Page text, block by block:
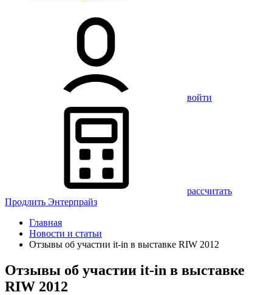
войти
рассчитать
Продлить Энтерпрайз
Главная
Новости и статьи
Отзывы об участии it-in в выставке RIW 2012
Отзывы об участии it-in в выставке
RIW 2012